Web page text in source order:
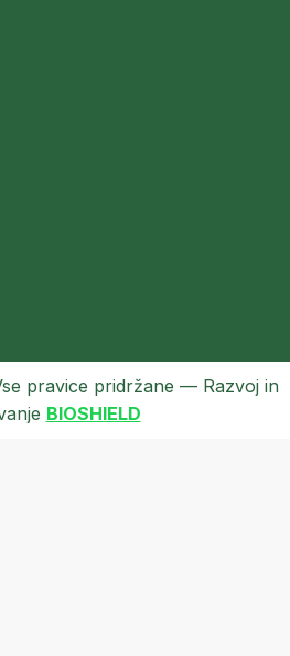
pravice pridržane — Razvoj in
BIOSHIELD